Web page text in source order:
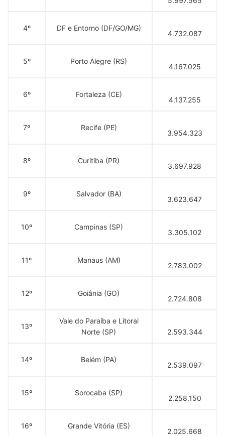
4º DF e Entorno (DF/GO/MG)
4.732.087
5º Porto Alegre (RS)
4.167.025
6º Fortaleza (CE)
4.137.255
7º Recife (PE)
3.954.323
8º Curitiba (PR)
3.697.928
9º Salvador (BA)
3.623.647
10º Campinas (SP)
3.305.102
11º Manaus (AM)
2.783.002
12º Goiânia (GO)
2.724.808
13º
Vale do Paraíba e Litoral
Norte (SP)
2.593.344
14º Belém (PA)
2.539.097
15º Sorocaba (SP)
2.258.150
16º Grande Vitória (ES)
2.025.668